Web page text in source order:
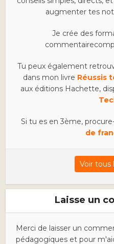
augmenter tes
Je crée des
Tu peux également
dans mon livre Réussis
aux éditions Hachette,
Si tu es en 3ème,
de
Voir tous
Laisse un
Merci de laisser un
pédagogiques et pour